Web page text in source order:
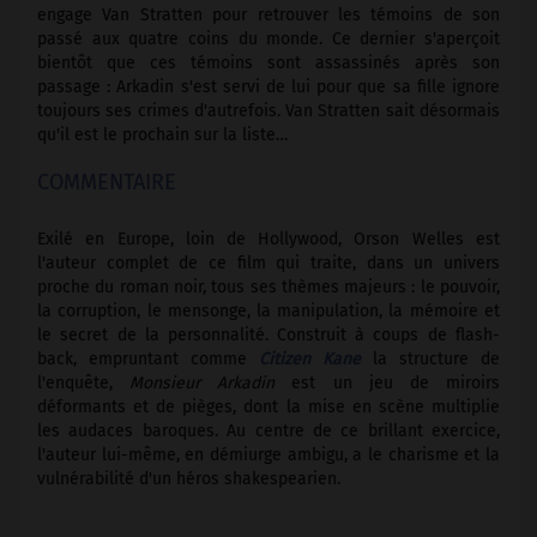
engage Van Stratten pour retrouver les témoins de son
passé aux quatre coins du monde. Ce dernier s'aperçoit
bientôt que ces témoins sont assassinés après son
passage : Arkadin s'est servi de lui pour que sa fille ignore
toujours ses crimes d'autrefois. Van Stratten sait désormais
qu'il est le prochain sur la liste…
Exilé en Europe, loin de Hollywood, Orson Welles est
l'auteur complet de ce film qui traite, dans un univers
proche du roman noir, tous ses thèmes majeurs : le pouvoir,
la corruption, le mensonge, la manipulation, la mémoire et
le secret de la personnalité. Construit à coups de flash-
back, empruntant comme
la structure de
l'enquête, Monsieur Arkadin est un jeu de miroirs
déformants et de pièges, dont la mise en scène multiplie
les audaces baroques. Au centre de ce brillant exercice,
l'auteur lui-même, en démiurge ambigu, a le charisme et la
vulnérabilité d'un héros shakespearien.